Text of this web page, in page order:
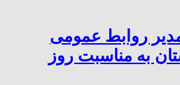
روابط عمومی
به مناسبت روز